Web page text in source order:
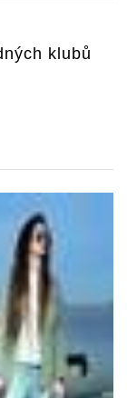
klubů